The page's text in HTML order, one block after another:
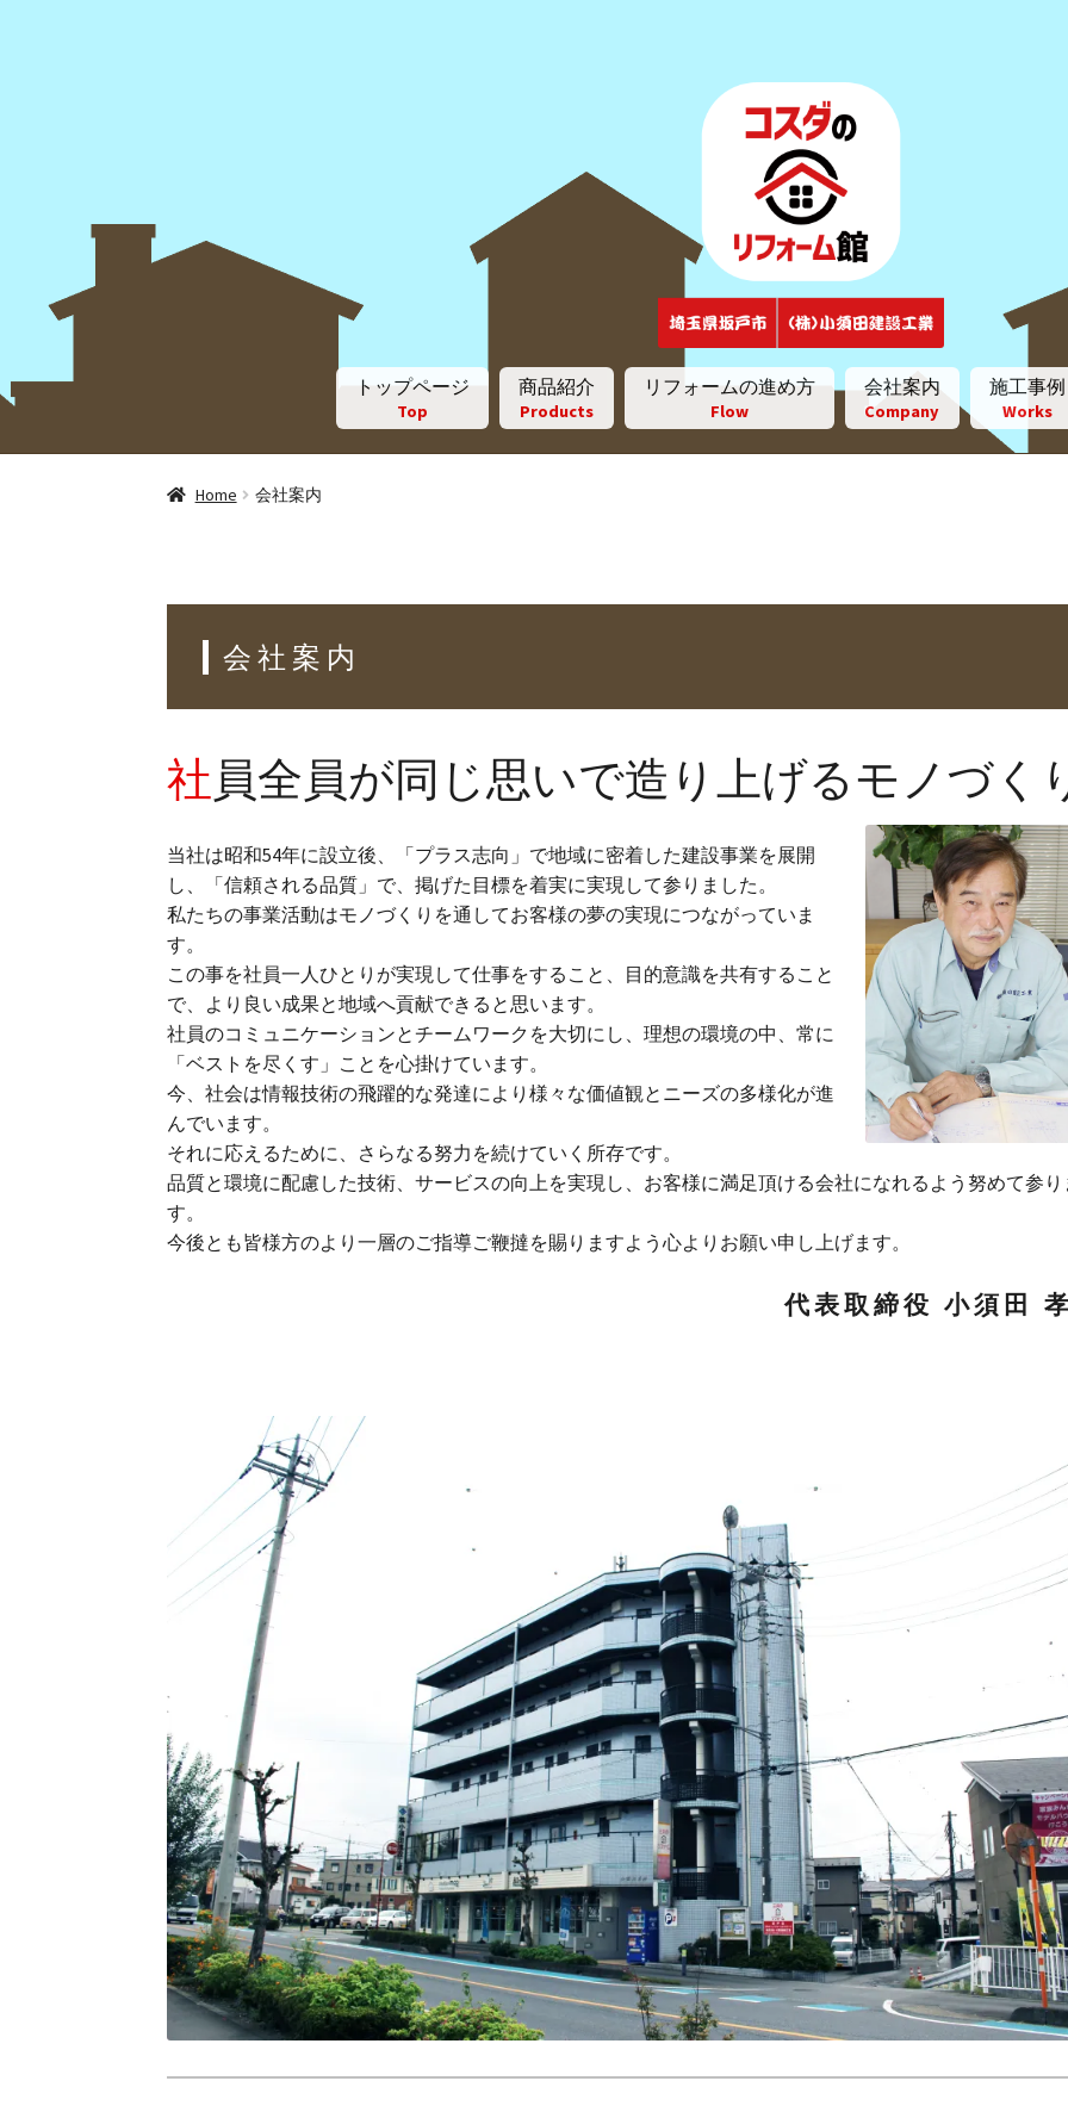
ゲ
ー
シ
ョ
ン
ス
キ
プ
テ
ン
ツ
へ
ス
ッ
プ
トップページ
Top
商品紹介
Products
リフォームの進め方
Flow
会社案内
Company
施工事例
Works
Home 会社案内
会社案内
社員全員が同じ思いで造り上げるモノづく
当社は昭和54年に設立後、「プラス志向」で地域に密着した建設事業を展開
し、「信頼される品質」で、掲げた目標を着実に実現して参りました。
私たちの事業活動はモノづくりを通してお客様の夢の実現につながっていま
す。
この事を社員一人ひとりが実現して仕事をすること、目的意識を共有すること
で、より良い成果と地域へ貢献できると思います。
社員のコミュニケーションとチームワークを大切にし、理想の環境の中、常に
「ベストを尽くす」ことを心掛けています。
今、社会は情報技術の飛躍的な発達により様々な価値観とニーズの多様化が進
んでいます。
それに応えるために、さらなる努力を続けていく所存です。
品質と環境に配慮した技術、サービスの向上を実現し、お客様に満足頂ける会社になれるよう努めて参り
す。
今後とも皆様方のより一層のご指導ご鞭撻を賜りますよう心よりお願い申し上げます。
代表取締役 小須田